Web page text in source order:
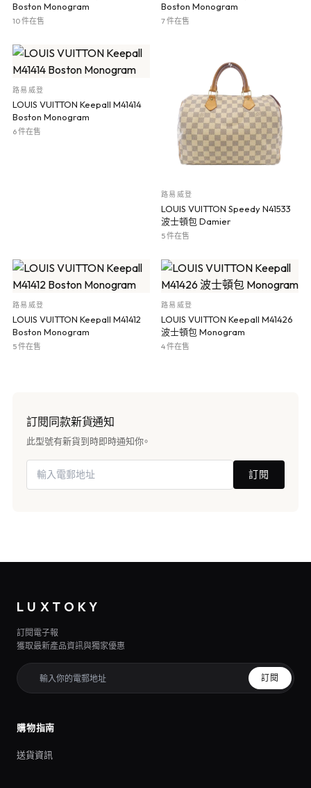
Boston Monogram
10 件在售
Boston Monogram
7 件在售
路易威登
LOUIS VUITTON Keepall M41414
Boston Monogram
6 件在售
路易威登
LOUIS VUITTON Speedy N41533
波士頓包 Damier
5 件在售
路易威登
LOUIS VUITTON Keepall M41412
Boston Monogram
5 件在售
路易威登
LOUIS VUITTON Keepall M41426
波士頓包 Monogram
4 件在售
訂閱同款新貨通知
此型號有新貨到時即時通知你。
訂閱
LUXTOKY
訂閱電子報
獲取最新產品資訊與獨家優惠
訂閱
購物指南
送貨資訊